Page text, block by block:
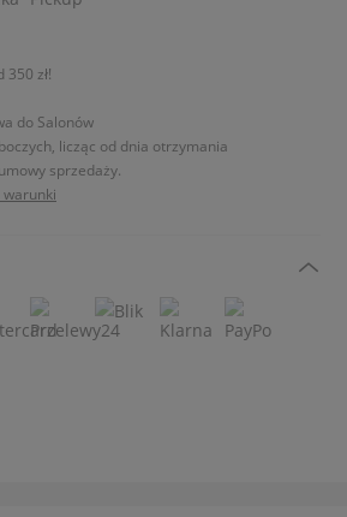
zł!
do Salonów
licząc od dnia otrzymania
sprzedaży.
warunki